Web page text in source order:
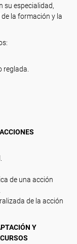
su especialidad,
la formación y la
de una acción
de la acción
Y